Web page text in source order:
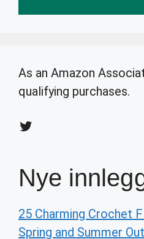
As an Amazon
qualifying purchases.
Twitter
Nye
25 Charming Crochet
Spring and Summer